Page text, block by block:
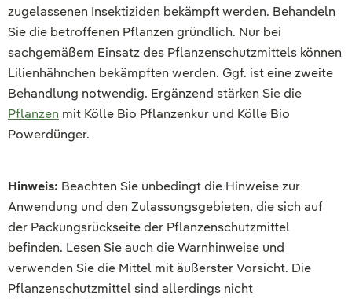
zugelassenen Insektiziden bekämpft werden. Behandeln
Sie die betroffenen Pflanzen gründlich. Nur bei
sachgemäßem Einsatz des Pflanzenschutzmittels können
Lilienhähnchen bekämpften werden. Ggf. ist eine zweite
Behandlung notwendig. Ergänzend stärken Sie die
Pflanzen mit Kölle Bio Pflanzenkur und Kölle Bio
Powerdünger.
Hinweis: Beachten Sie unbedingt die Hinweise zur
Anwendung und den Zulassungsgebieten, die sich auf
der Packungsrückseite der Pflanzenschutzmittel
befinden. Lesen Sie auch die Warnhinweise und
verwenden Sie die Mittel mit äußerster Vorsicht. Die
Pflanzenschutzmittel sind allerdings nicht